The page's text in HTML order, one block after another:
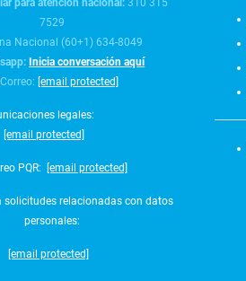
para atención nacional: 310 315
7529
Nacional (60+1) 634-8049
Inicia conversación aquí
Correo: [email protected]
legales:
[email protected]
PQR: [email protected]
solicitudes relacionadas con datos
personales:
[email protected]